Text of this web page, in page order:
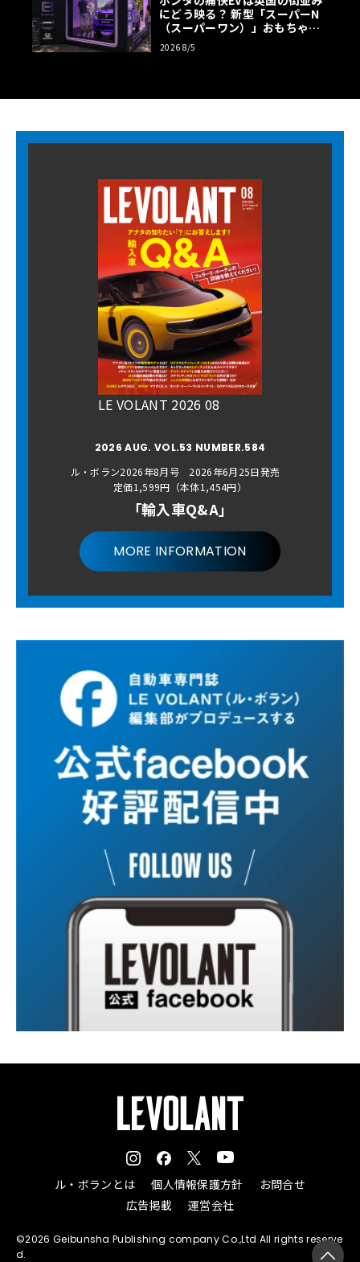
にどう映る？ 新型「スーパーN
（スーパーワン）」おもちゃ箱
ツアーの全貌
2026 8/5
LE VOLANT 2026 08
2026 AUG. VOL.53 NUMBER.584
ル・ボラン2026年8月号 2026年6月25日発売
定価1,599円（本体1,454円）
「輸入車Q&A」
MORE INFORMATION
ル・ボランとは 個人情報保護方針
お問合せ
広告掲載
運営会社
©2026 Geibunsha Publishing company Co.,Ltd All rights reserve
d.